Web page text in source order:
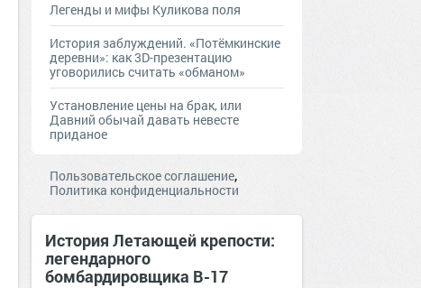
Легенды и мифы Куликова поля
История заблуждений. «Потёмкинские
деревни»: как 3D-презентацию
уговорились считать «обманом»
Установление цены на брак, или
Давний обычай давать невесте
приданое
Пользовательское соглашение,
Политика конфиденциальности
История Летающей крепости:
легендарного
бомбардировщика В-17